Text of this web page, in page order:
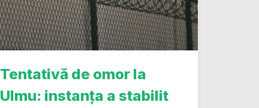
Tentativă de omor la
Ulmu: instanța a stabilit